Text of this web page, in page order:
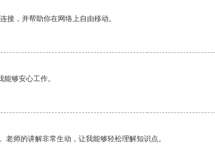
接，并帮助你在网络上自由移动。
够安心工作。
师的讲解非常生动，让我能够轻松理解知识点。